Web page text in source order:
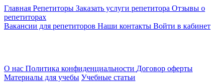
Главная Репетиторы Заказать услуги репетитора Отзывы о
репетиторах
Вакансии для репетиторов Наши контакты Войти в кабинет
О нас Политика конфиденциальности Договор оферты
Материалы для учебы Учебные статьи